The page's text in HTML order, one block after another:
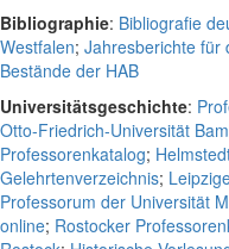
Bibliographie: Bibliografie
Westfalen; Jahresberichte für
Bestände der HAB
Universitätsgeschichte:
Otto-Friedrich-Universität
Professorenkatalog;
Gelehrtenverzeichnis;
Professorum der Universität
online; Rostocker